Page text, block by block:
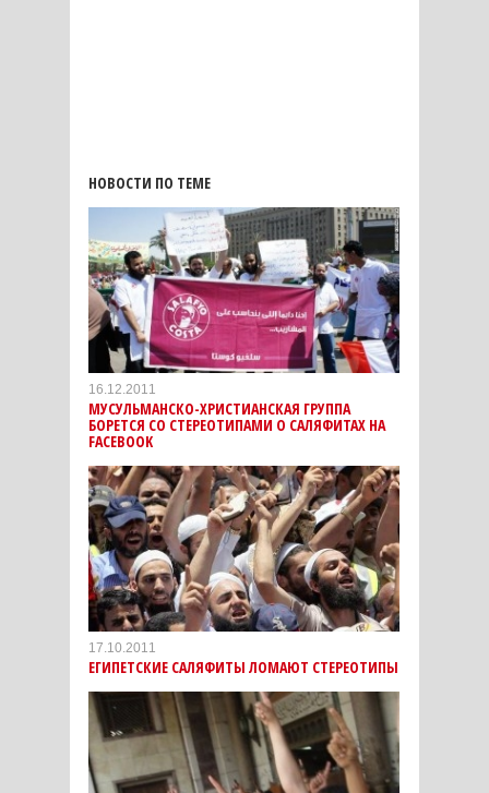
НОВОСТИ ПО ТЕМЕ
16.12.2011
МУСУЛЬМАНСКО-ХРИСТИАНСКАЯ ГРУППА
БОРЕТСЯ СО СТЕРЕОТИПАМИ О САЛЯФИТАХ НА
FACEBOOK
17.10.2011
ЕГИПЕТСКИЕ САЛЯФИТЫ ЛОМАЮТ СТЕРЕОТИПЫ